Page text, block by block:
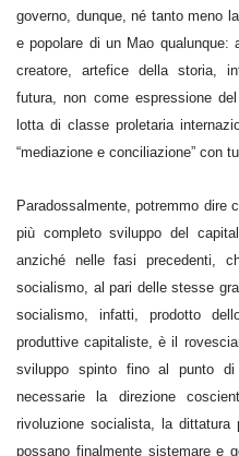
governo, dunque, né tanto meno
e popolare di un Mao qualunque:
creatore, artefice della storia,
futura, non come espressione
lotta di classe proletaria
“mediazione e conciliazione” con
Paradossalmente, potremmo dire
più completo sviluppo del
anziché nelle fasi precedenti,
socialismo, al pari delle stesse
socialismo, infatti, prodotto
produttive capitaliste, è il
sviluppo spinto fino al punto
necessarie la direzione
rivoluzione socialista, la
possano finalmente sistemare e